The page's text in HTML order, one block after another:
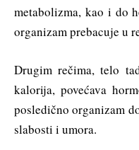
metabolizma, kao i do
organizam prebacuje u
Drugim rečima, telo
kalorija, povećava
posledično organizam
slabosti i umora.